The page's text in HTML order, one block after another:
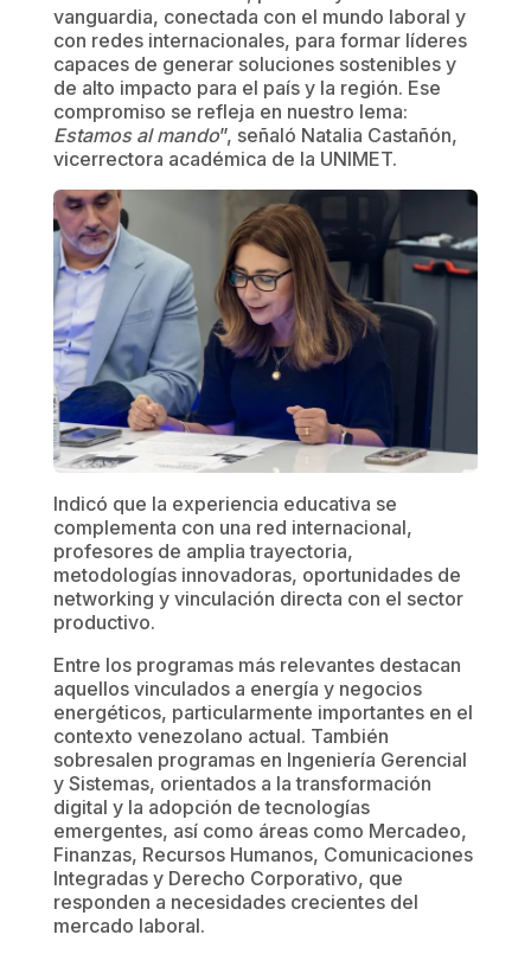
vanguardia, conectada con el mundo laboral y
con redes internacionales, para formar líderes
capaces de generar soluciones sostenibles y
de alto impacto para el país y la región. Ese
compromiso se refleja en nuestro lema:
Estamos al mando”, señaló Natalia Castañón,
vicerrectora académica de la UNIMET.
Indicó que la experiencia educativa se
complementa con una red internacional,
profesores de amplia trayectoria,
metodologías innovadoras, oportunidades de
networking y vinculación directa con el sector
productivo.
Entre los programas más relevantes destacan
aquellos vinculados a energía y negocios
energéticos, particularmente importantes en el
contexto venezolano actual. También
sobresalen programas en Ingeniería Gerencial
y Sistemas, orientados a la transformación
digital y la adopción de tecnologías
emergentes, así como áreas como Mercadeo,
Finanzas, Recursos Humanos, Comunicaciones
Integradas y Derecho Corporativo, que
responden a necesidades crecientes del
mercado laboral.